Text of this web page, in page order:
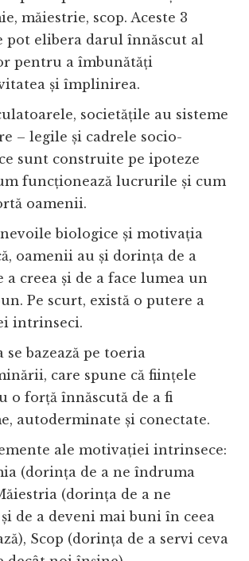
măiestrie, scop. Aceste 3
pot elibera darul înnăscut al
pentru a îmbunătăți
și împlinirea.
societățile au sisteme
– legile și cadrele socio-
sunt construite pe ipoteze
funcționează lucrurile și cum
oamenii.
nevoile biologice și motivația
oamenii au și dorința de a
a creea și de a face lumea un
Pe scurt, există o putere a
intrinseci.
bazează pe toeria
care spune că ființele
o forță înnăscută de a fi
autoderminate și conectate.
ale motivației intrinsece:
(dorința de a ne îndruma
(dorința de a ne
de a deveni mai buni în ceea
Scop (dorința de a servi ceva